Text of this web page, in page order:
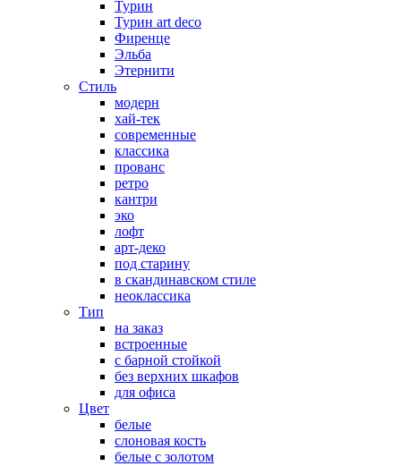
Турин
Турин art deco
Фиренце
Эльба
Этернити
Стиль
модерн
хай-тек
современные
классика
прованс
ретро
кантри
эко
лофт
арт-деко
под старину
в скандинавском стиле
неоклассика
Тип
на заказ
встроенные
с барной стойкой
без верхних шкафов
для офиса
Цвет
белые
слоновая кость
белые с золотом